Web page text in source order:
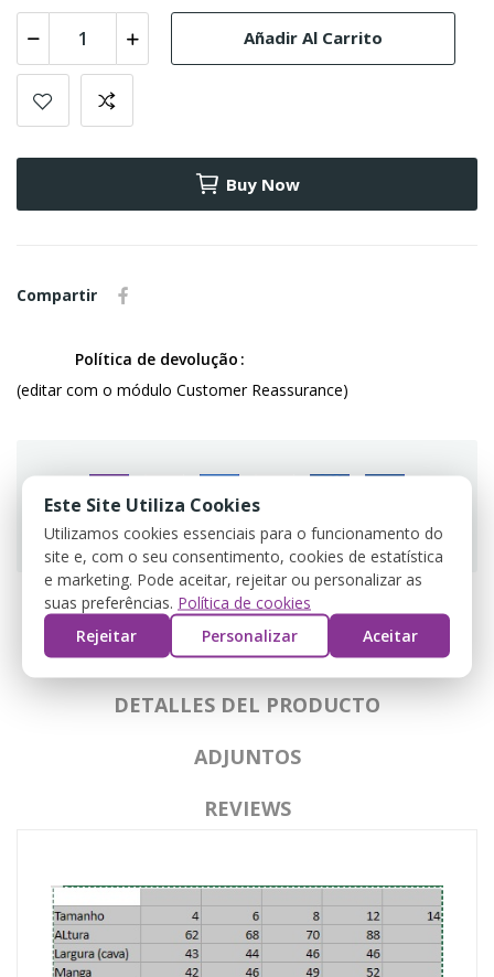
Añadir Al Carrito
Buy Now
Compartir
Política de devolução
(editar com o módulo Customer Reassurance)
Guarantee safe & secure checkout
DESCRIPCIÓN
DETALLES DEL PRODUCTO
ADJUNTOS
REVIEWS
Este Site Utiliza Cookies
Utilizamos cookies essenciais para o funcionamento do
site e, com o seu consentimento, cookies de estatística
e marketing. Pode aceitar, rejeitar ou personalizar as
suas preferências. Política de cookies
Rejeitar
Personalizar Aceitar